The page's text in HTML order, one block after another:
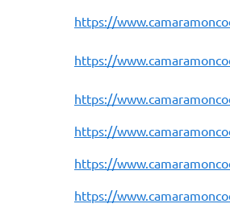
https://
https://
https://
https://
https://
https://